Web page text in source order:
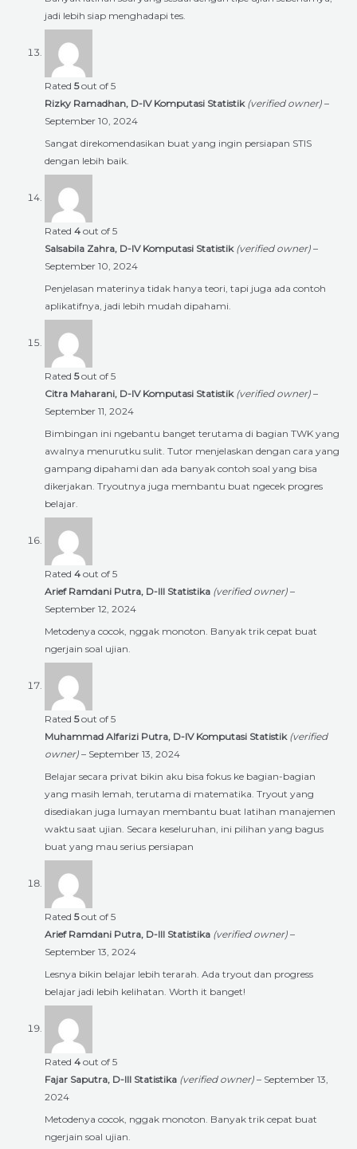
jadi lebih siap menghadapi tes.
Rated 5out of 5
Rizky Ramadhan, D-IV Komputasi Statistik (verified owner) –
September 10, 2024
Sangat direkomendasikan buat yang ingin persiapan STIS
dengan lebih baik.
Rated 4 out of 5
Salsabila Zahra, D-IV Komputasi Statistik (verified owner) –
September 10, 2024
Penjelasan materinya tidak hanya teori, tapi juga ada contoh
aplikatifnya, jadi lebih mudah dipahami.
Rated 5out of 5
Citra Maharani, D-IV Komputasi Statistik (verified owner) –
September 11, 2024
Bimbingan ini ngebantu banget terutama di bagian TWK yang
awalnya menurutku sulit. Tutor menjelaskan dengan cara yang
gampang dipahami dan ada banyak contoh soal yang bisa
dikerjakan. Tryoutnya juga membantu buat ngecek progres
belajar.
Rated 4 out of 5
Arief Ramdani Putra, D-III Statistika (verified owner) –
September 12, 2024
Metodenya cocok, nggak monoton. Banyak trik cepat buat
ngerjain soal ujian.
Rated 5out of 5
Muhammad Alfarizi Putra, D-IV Komputasi Statistik (verified
owner) – September 13, 2024
Belajar secara privat bikin aku bisa fokus ke bagian-bagian
yang masih lemah, terutama di matematika. Tryout yang
disediakan juga lumayan membantu buat latihan manajemen
waktu saat ujian. Secara keseluruhan, ini pilihan yang bagus
buat yang mau serius persiapan
Rated 5out of 5
Arief Ramdani Putra, D-III Statistika (verified owner) –
September 13, 2024
Lesnya bikin belajar lebih terarah. Ada tryout dan progress
belajar jadi lebih kelihatan. Worth it banget!
Rated 4 out of 5
Fajar Saputra, D-III Statistika (verified owner) – September 13,
2024
Metodenya cocok, nggak monoton. Banyak trik cepat buat
ngerjain soal ujian.